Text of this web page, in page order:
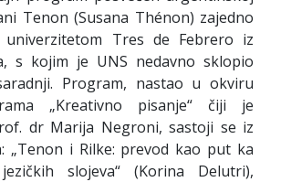
Tenon (Susana Thénon) zajedno
univerzitetom Tres de Febrero iz
s kojim je UNS nedavno sklopio
Program, nastao u okviru
„Kreativno pisanje“ čiji je
dr Marija Negroni, sastoji se iz
„Tenon i Rilke: prevod kao put ka
slojeva“ (Korina Delutri),